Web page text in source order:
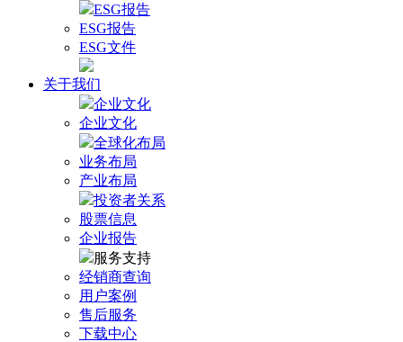
ESG报告
ESG报告
ESG文件
关于我们
企业文化
企业文化
全球化布局
业务布局
产业布局
投资者关系
股票信息
企业报告
服务支持
经销商查询
用户案例
售后服务
下载中心